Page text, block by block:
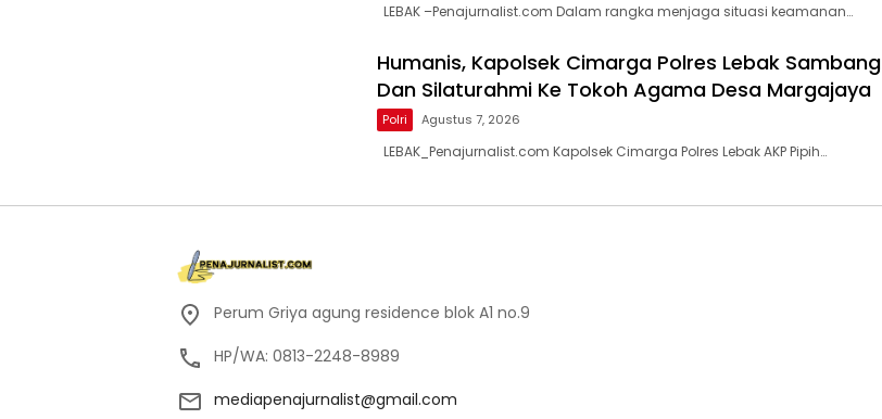
LEBAK –Penajurnalist.com Dalam rangka menjaga situasi keamanan…
Humanis, Kapolsek Cimarga Polres Lebak Sambang
Dan Silaturahmi Ke Tokoh Agama Desa Margajaya
Polri Agustus 7, 2026
LEBAK_Penajurnalist.com Kapolsek Cimarga Polres Lebak AKP Pipih…
Perum Griya agung residence blok A1 no.9
HP/WA: 0813-2248-8989
mediapenajurnalist@gmail.com